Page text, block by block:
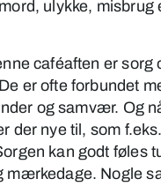
ulykke, misbrug
caféaften er sorg
er ofte forbundet
og samvær. Og
der nye til, som f.eks.
kan godt føles
mærkedage. Nogle